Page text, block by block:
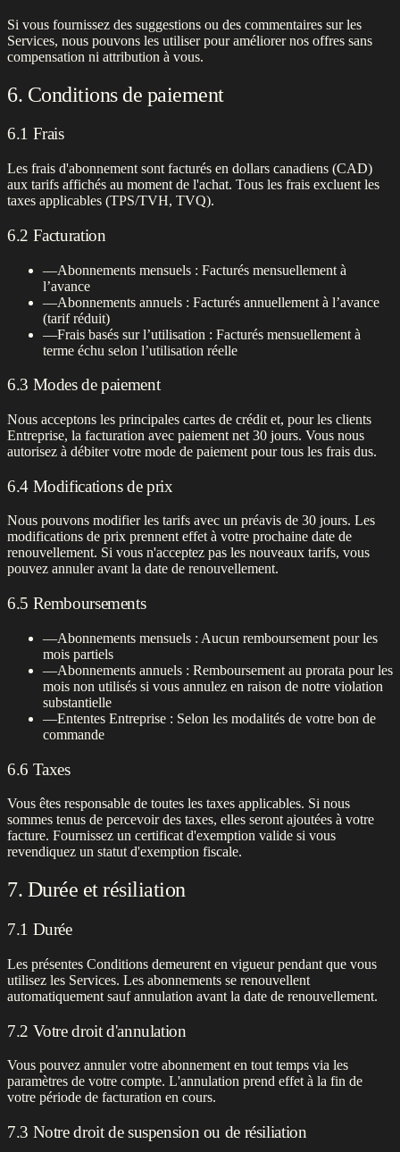
Si vous fournissez des suggestions ou des commentaires sur les
Services, nous pouvons les utiliser pour améliorer nos offres sans
compensation ni attribution à vous.
6. Conditions de paiement
6.1 Frais
Les frais d'abonnement sont facturés en dollars canadiens (CAD)
aux tarifs affichés au moment de l'achat. Tous les frais excluent les
taxes applicables (TPS/TVH, TVQ).
6.2 Facturation
—Abonnements mensuels : Facturés mensuellement à
l’avance
—Abonnements annuels : Facturés annuellement à l’avance
(tarif réduit)
—Frais basés sur l’utilisation : Facturés mensuellement à
terme échu selon l’utilisation réelle
6.3 Modes de paiement
Nous acceptons les principales cartes de crédit et, pour les clients
Entreprise, la facturation avec paiement net 30 jours. Vous nous
autorisez à débiter votre mode de paiement pour tous les frais dus.
6.4 Modifications de prix
Nous pouvons modifier les tarifs avec un préavis de 30 jours. Les
modifications de prix prennent effet à votre prochaine date de
renouvellement. Si vous n'acceptez pas les nouveaux tarifs, vous
pouvez annuler avant la date de renouvellement.
6.5 Remboursements
—Abonnements mensuels : Aucun remboursement pour les
mois partiels
—Abonnements annuels : Remboursement au prorata pour les
mois non utilisés si vous annulez en raison de notre violation
substantielle
—Ententes Entreprise : Selon les modalités de votre bon de
commande
6.6 Taxes
Vous êtes responsable de toutes les taxes applicables. Si nous
sommes tenus de percevoir des taxes, elles seront ajoutées à votre
facture. Fournissez un certificat d'exemption valide si vous
revendiquez un statut d'exemption fiscale.
7. Durée et résiliation
7.1 Durée
Les présentes Conditions demeurent en vigueur pendant que vous
utilisez les Services. Les abonnements se renouvellent
automatiquement sauf annulation avant la date de renouvellement.
7.2 Votre droit d'annulation
Vous pouvez annuler votre abonnement en tout temps via les
paramètres de votre compte. L'annulation prend effet à la fin de
votre période de facturation en cours.
7.3 Notre droit de suspension ou de résiliation